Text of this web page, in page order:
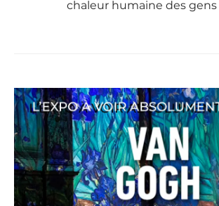
chaleur humaine des